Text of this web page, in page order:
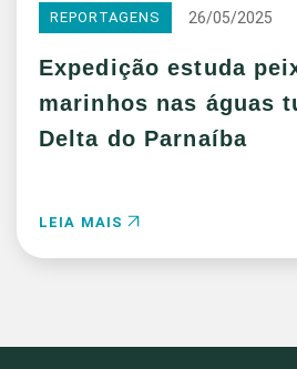
REPORTAGENS 26/05/2025
Expedição estuda
marinhos nas águas
Delta do Parnaíba
LEIA MAIS